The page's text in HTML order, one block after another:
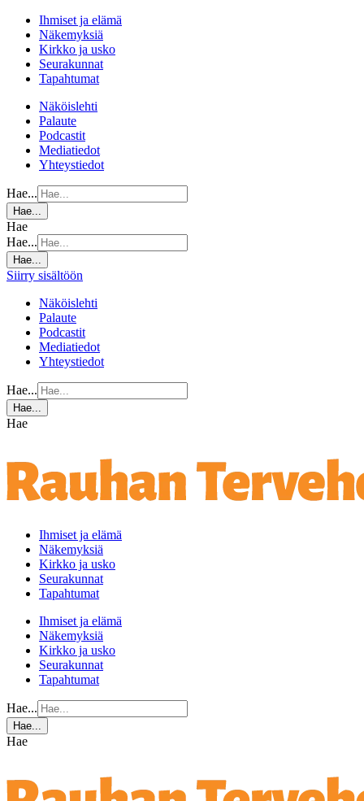
Ihmiset ja elämä
Näkemyksiä
Kirkko ja usko
Seurakunnat
Tapahtumat
Näköislehti
Palaute
Podcastit
Mediatiedot
Yhteystiedot
Hae...
Hae...
Hae
Hae...
Hae...
Siirry sisältöön
Näköislehti
Palaute
Podcastit
Mediatiedot
Yhteystiedot
Hae...
Hae...
Hae
Ihmiset ja elämä
Näkemyksiä
Kirkko ja usko
Seurakunnat
Tapahtumat
Ihmiset ja elämä
Näkemyksiä
Kirkko ja usko
Seurakunnat
Tapahtumat
Hae...
Hae...
Hae